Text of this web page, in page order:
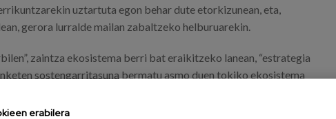
uztartuta egon behar dute etorkizunean, eta,
gerora lurralde mailan zabaltzeko helburuarekin.
zaintza ekosistema berri bat eraikitzeko lanean, “estrategia
sostengarritasuna bermatu asmo duen tokiko ekosistema
errotua, oinarri komunitarioa duena, zaintza beharra duten
ondorioz, etxeetara begira dagoena”. Gogoeta hori modu
erabilera